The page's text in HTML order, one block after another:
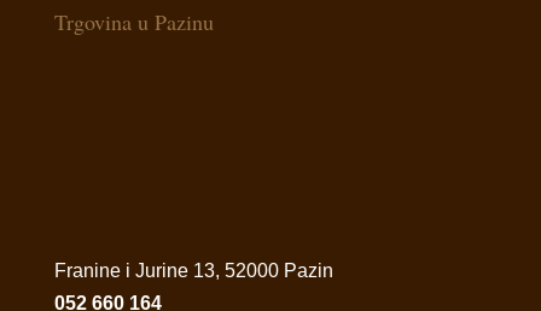
Trgovina u Pazinu
Franine i Jurine 13, 52000 Pazin
052 660 164